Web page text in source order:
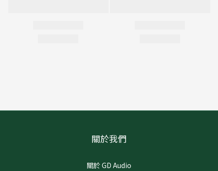
關於我們
關於 GD Audio